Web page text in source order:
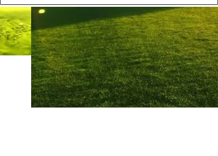
Engagements
Crée par Anaprodev
Plateforme
Retourner au contenu